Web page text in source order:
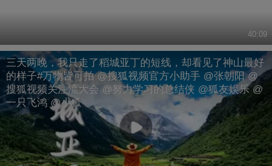
40:09
三天两晚，我只走了稻城亚丁的短线，却看见了神山最好
的样子#万物皆可拍 @搜狐视频官方小助手 @张朝阳 @
搜狐视频关注流大会 @努力学习的总结侠 @狐友娱乐 @
一只飞鸿 @小狐